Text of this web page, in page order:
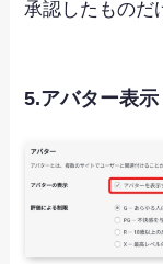
承認したものだ
5.アバター表示